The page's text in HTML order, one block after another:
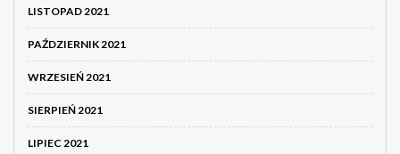
LISTOPAD 2021
PAŹDZIERNIK 2021
WRZESIEŃ 2021
SIERPIEŃ 2021
LIPIEC 2021